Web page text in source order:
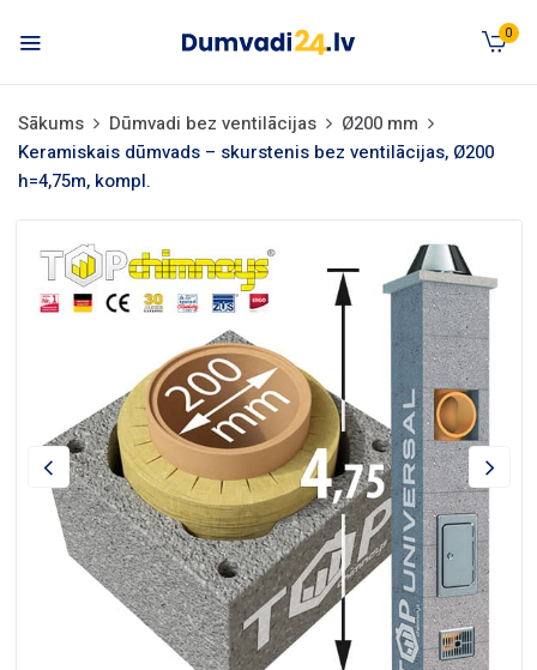
0
Sākums Dūmvadi bez ventilācijas
Ø200 mm
Keramiskais dūmvads – skurstenis bez ventilācijas, Ø200
h=4,75m, kompl.